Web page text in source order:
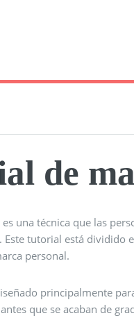
de
una técnica que las
Este tutorial está dividido
personal.
principalmente
que se acaban de